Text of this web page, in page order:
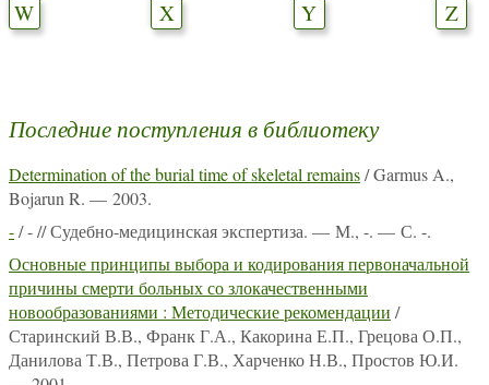
W
X Y Z
Последние поступления в библиотеку
Determination of the burial time of skeletal remains/ Garmus A.,
Bojarun R. — 2003.
-/ - // Судебно-медицинская экспертиза. — М., -. — С. -.
Основные принципы выбора и кодирования первоначальной
причины смерти больных со злокачественными
новообразованиями : Методические рекомендации /
Старинский В.В., Франк Г.А., Какорина Е.П., Грецова О.П.,
Данилова Т.В., Петрова Г.В., Харченко Н.В., Простов Ю.И.